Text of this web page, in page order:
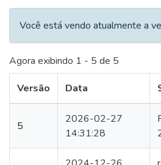
Você está vendo atualmente a
Agora exibindo 1 - 5 de 5
Versão Data
5
2026-02-27
14:31:28